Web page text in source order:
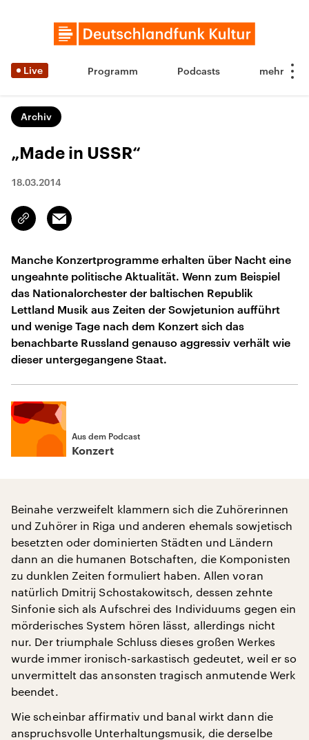
Live Programm Podcasts
Archiv
„Made in USSR“
18.03.2014
Link
kopieren/teilen
Email
Manche Konzertprogramme erhalten über Nacht eine
ungeahnte politische Aktualität. Wenn zum Beispiel
das Nationalorchester der baltischen Republik
Lettland Musik aus Zeiten der Sowjetunion aufführt
und wenige Tage nach dem Konzert sich das
benachbarte Russland genauso aggressiv verhält wie
dieser untergegangene Staat.
Aus dem Podcast
Konzert
Beinahe verzweifelt klammern sich die Zuhörerinnen
und Zuhörer in Riga und anderen ehemals sowjetisch
besetzten oder dominierten Städten und Ländern
dann an die humanen Botschaften, die Komponisten
zu dunklen Zeiten formuliert haben. Allen voran
natürlich Dmitrij Schostakowitsch, dessen zehnte
Sinfonie sich als Aufschrei des Individuums gegen ein
mörderisches System hören lässt, allerdings nicht
nur. Der triumphale Schluss dieses großen Werkes
wurde immer ironisch-sarkastisch gedeutet, weil er so
unvermittelt das ansonsten tragisch anmutende Werk
beendet.
Wie scheinbar affirmativ und banal wirkt dann die
anspruchsvolle Unterhaltungsmusik, die derselbe